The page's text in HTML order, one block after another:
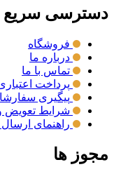
دسترسی سریع
فروشگاه
درباره ما
تماس با ما
پرداخت
پیگیری
شرایط تعویض
راهنمای
مجوز ها